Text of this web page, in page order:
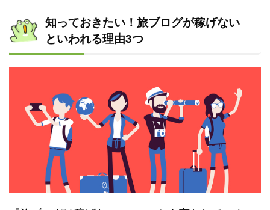
知っておきたい！旅ブログが稼げない
といわれる理由3つ